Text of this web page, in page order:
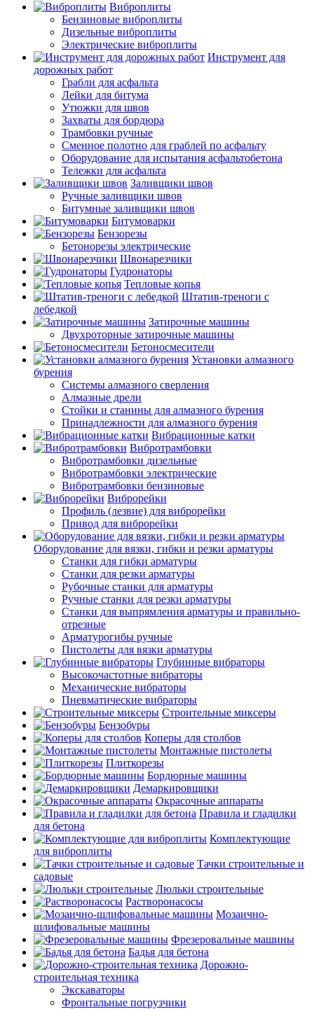
Виброплиты
Бензиновые виброплиты
Дизельные виброплиты
Электрические виброплиты
Инструмент для
дорожных работ
Грабли для асфальта
Лейки для битума
Утюжки для швов
Захваты для бордюра
Трамбовки ручные
Сменное полотно для граблей по асфальту
Оборудование для испытания асфальтобетона
Тележки для асфальта
Заливщики швов
Ручные заливщики швов
Битумные заливщики швов
Битумоварки
Бензорезы
Бетонорезы электрические
Швонарезчики
Гудронаторы
Тепловые копья
Штатив-треноги с
лебедкой
Затирочные машины
Двухроторные затирочные машины
Бетоносмесители
Установки алмазного
бурения
Системы алмазного сверления
Алмазные дрели
Стойки и станины для алмазного бурения
Принадлежности для алмазного бурения
Вибрационные катки
Вибротрамбовки
Вибротрамбовки дизельные
Вибротрамбовки электрические
Вибротрамбовки бензиновые
Виброрейки
Профиль (лезвие) для виброрейки
Привод для виброрейки
Оборудование для вязки, гибки и резки арматуры
Станки для гибки арматуры
Станки для резки арматуры
Рубочные станки для арматуры
Ручные станки для резки арматуры
Станки для выпрямления арматуры и правильно-
отрезные
Арматурогибы ручные
Пистолеты для вязки арматуры
Глубинные вибраторы
Высокочастотные вибраторы
Механические вибраторы
Пневматические вибраторы
Строительные миксеры
Бензобуры
Коперы для столбов
Монтажные пистолеты
Плиткорезы
Бордюрные машины
Демаркировщики
Окрасочные аппараты
Правила и гладилки
для бетона
Комплектующие
для виброплиты
Тачки строительные и
садовые
Люльки строительные
Растворонасосы
Мозаично-
шлифовальные машины
Фрезеровальные машины
Бадья для бетона
Дорожно-
строительная техника
Экскаваторы
Фронтальные погрузчики